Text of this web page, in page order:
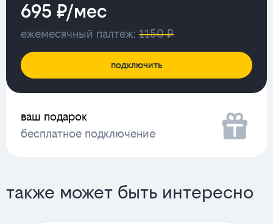
695 ₽/мес
ежемесячный палтеж: 1150 ₽
подключить
ваш подарок
бесплатное подключение
также может быть интересно